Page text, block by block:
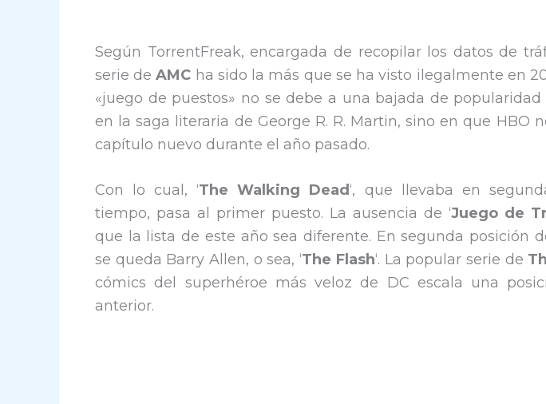
Según TorrentFreak, encargada de recopilar los datos de
serie deAMC ha sido la más que se ha visto ilegalmente en
«juego de puestos» no se debe a una bajada de
en la saga literaria de George R. R. Martin, sino en que HBO
capítulo nuevo durante el año pasado.
Con lo cual, ‘The Walking Dead‘, que llevaba en
tiempo, pasa al primer puesto. La ausencia de ‘Juego de
que la lista de este año sea diferente. En segunda posición
se queda Barry Allen, o sea, ‘The Flash‘. La popular serie de
cómics del superhéroe más veloz de DC escala una
anterior.